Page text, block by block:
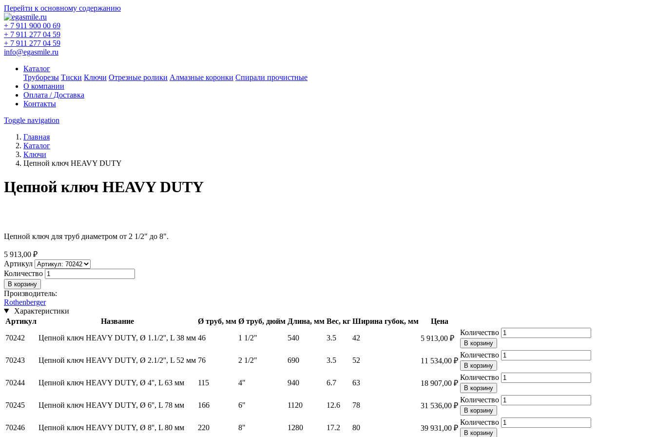
Перейти к основному содержанию
+ 7 911 900 00 69
+ 7 911 277 04 59
+ 7 911 277 04 59
info@egasmile.ru
Каталог
Труборезы Тиски Ключи Отрезные ролики Алмазные коронки Спирали прочистные
О компании
Оплата / Доставка
Контакты
Toggle navigation
Главная
Каталог
Ключи
Цепной ключ HEAVY DUTY
Цепной ключ HEAVY DUTY
Цепной ключ для труб диаметром от 2 1/2" до 8".
5 913,00 ₽
Артикул
Количество
Производитель:
Rothenberger
Характеристики
Артикул
Название Ø труб, мм Ø труб, дюйм Длина, мм Вес, кг Ширина губок, мм
Цена
70242
Цепной ключ HEAVY DUTY, Ø 1.1/2'', L 38 мм 46 1 1/2" 540 3.5 42 5 913,00 ₽
Количество
70243 Цепной ключ HEAVY DUTY, Ø 2.1/2'', L 52 мм 76 2 1/2" 690 3.5 52 11 534,00 ₽
Количество
70244 Цепной ключ HEAVY DUTY, Ø 4'', L 63 мм 115 4" 940 6.7 63 18 907,00 ₽
Количество
70245 Цепной ключ HEAVY DUTY, Ø 6'', L 78 мм 166 6" 1120 12.6 78 31 536,00 ₽
Количество
70246 Цепной ключ HEAVY DUTY, Ø 8'', L 80 мм 220 8" 1280 17.2 80 39 931,00 ₽
Количество